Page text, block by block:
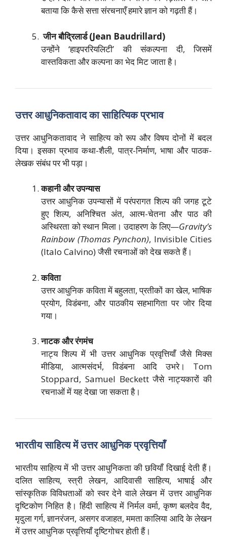
बताया कि कैसे सत्ता संरचनाएँ हमारे ज्ञान को गढ़ती हैं।
जीन बौद्रिलार्ड (Jean Baudrillard)
उन्होंने ‘हाइपररियलिटी’ की संकल्पना दी, जिसमें
वास्तविकता और कल्पना का भेद मिट जाता है।
उत्तर आधुनिकतावाद का साहित्यिक प्रभाव
उत्तर आधुनिकतावाद ने साहित्य को रूप और विषय दोनों में बदल
दिया। इसका प्रभाव कथा-शैली, पात्र-निर्माण, भाषा और पाठक-
लेखक संबंध पर भी पड़ा।
कहानी और उपन्यास
उत्तर आधुनिक उपन्यासों में परंपरागत शिल्प की जगह टूटे
हुए शिल्प, अनिश्चित अंत, आत्म-चेतना और पाठ की
अस्थिरता को स्थान मिला। उदाहरण के लिए—Gravity’s
Rainbow (Thomas Pynchon), Invisible Cities
(Italo Calvino) जैसी रचनाओं को देख सकते हैं।
कविता
उत्तर आधुनिक कविता में बहुलता, प्रतीकों का खेल, भाषिक
प्रयोग, विडंबना, और पाठकीय सहभागिता पर जोर दिया
गया।
नाटक और रंगमंच
नाट्य शिल्प में भी उत्तर आधुनिक प्रवृत्तियाँ जैसे मिक्स
मीडिया, आत्मसंदर्भ, विडंबना आदि उभरे। Tom
Stoppard, Samuel Beckett जैसे नाट्यकारों की
रचनाओं में यह देखा जा सकता है।
भारतीय साहित्य में उत्तर आधुनिक प्रवृत्तियाँ
भारतीय साहित्य में भी उत्तर आधुनिकता की छवियाँ दिखाई देती हैं।
दलित साहित्य, स्त्री लेखन, आदिवासी साहित्य, भाषाई और
सांस्कृतिक विविधताओं को स्वर देने वाले लेखन में उत्तर आधुनिक
दृष्टिकोण निहित है। हिंदी साहित्य में निर्मल वर्मा, कृष्ण बलदेव वैद,
मृदुला गर्ग, ज्ञानरंजन, असगर वजाहत, ममता कालिया आदि के लेखन
में उत्तर आधुनिक प्रवृत्तियाँ दृष्टिगोचर होती हैं।